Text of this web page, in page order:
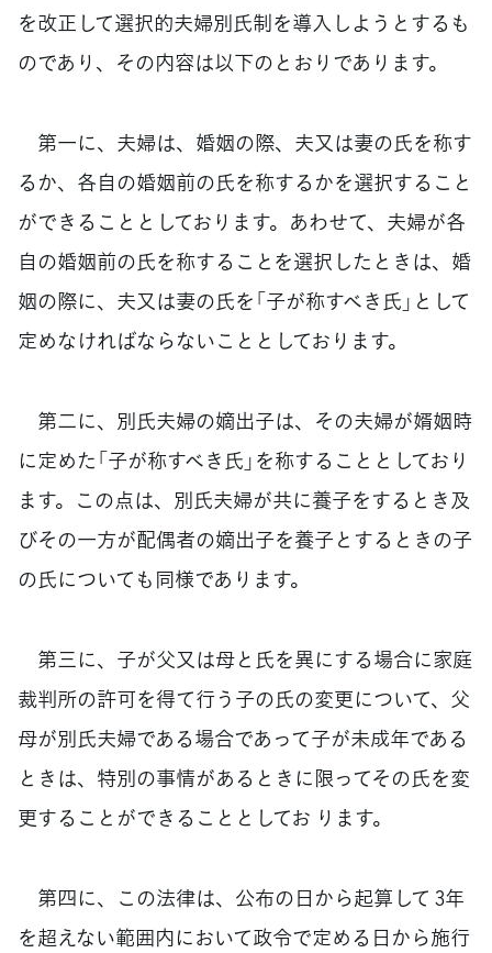
を改正して選択的夫婦別氏制を導入しようとするも
のであり、その内容は以下のとおりであります。
第一に、夫婦は、婚姻の際、夫又は妻の氏を称す
るか、各自の婚姻前の氏を称するかを選択すること
ができることとしております。あわせて、夫婦が各
自の婚姻前の氏を称することを選択したときは、婚
姻の際に、夫又は妻の氏を「子が称すべき氏」として
定めなければならないこととしております。
第二に、別氏夫婦の嫡出子は、その夫婦が婿姻時
に定めた「子が称すべき氏」を称することとしており
ます。この点は、別氏夫婦が共に養子をするとき及
びその一方が配偶者の嫡出子を養子とするときの子
の氏についても同様であります。
第三に、子が父又は母と氏を異にする場合に家庭
裁判所の許可を得て行う子の氏の変更について、父
母が別氏夫婦である場合であって子が未成年である
ときは、特別の事情があるときに限ってその氏を変
更することができることとしてお ります。
第四に、この法律は、公布の日から起算して 3年
を超えない範囲内において政令で定める日から施行